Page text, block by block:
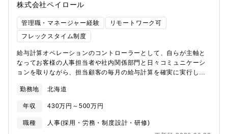
株式会社ペイロール
管理職・マネージャー経験
リモートワーク可
フレックスタイム制度
給与計算オペレーションのコントローラーとして、自らが主軸と
なってお客様の人事担当者や社内関係部門と日々コミュニケーシ
ョンを取りながら、担当顧客の毎月の給与計算を確実に実行しま
を把握し、精度向上・効率化・属人化防止に向けた提案をするこ
とで運用を最適化し、顧客満足度を向上します。給与業務アウト
ソーシング業界のリーディングカンパニーである当社だからこ
そ、絶対に止めることができない給与計算において重要な役割を
勤務地 北海道
年収 430万円～500万円
職種
人事(採用・労務・制度設計・研修)